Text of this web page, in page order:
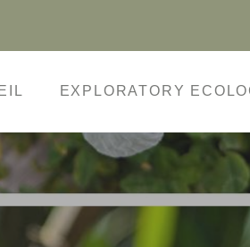
EXPLORATORY